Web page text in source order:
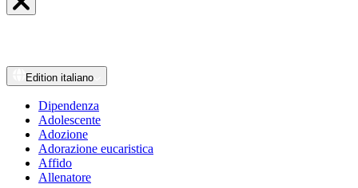
Edition italiano
Dipendenza
Adolescente
Adozione
Adorazione eucaristica
Affido
Allenatore